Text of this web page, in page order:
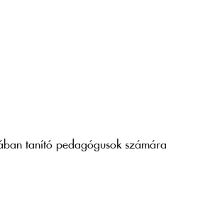
tanító pedagógusok számára